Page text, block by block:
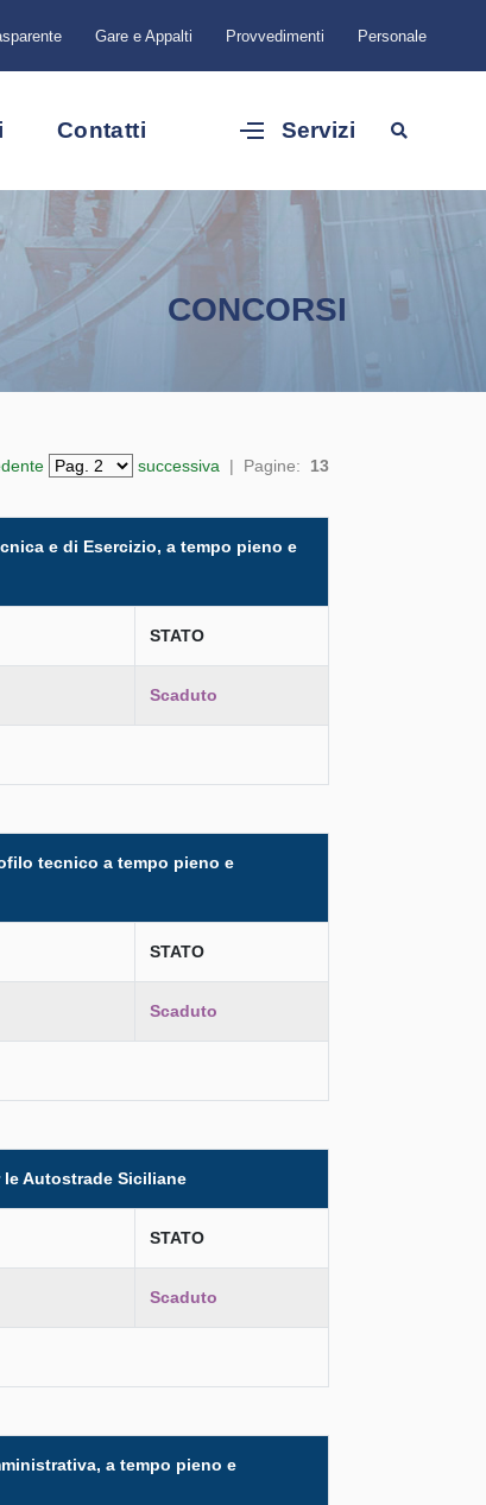
Gare e Appalti Provvedimenti Personale
Contatti Servizi
CONCORSI
successiva | Pagine: 13
e di Esercizio, a tempo pieno e
STATO
Scaduto
tecnico a tempo pieno e
STATO
Scaduto
Autostrade Siciliane
STATO
Scaduto
a tempo pieno e